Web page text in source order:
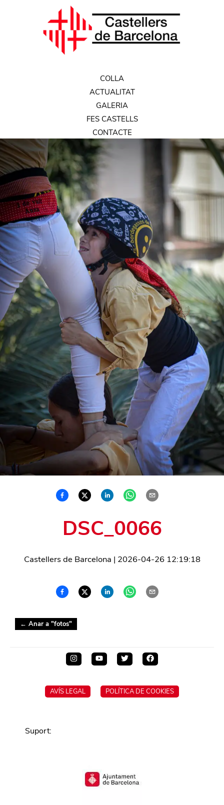
COLLA
ACTUALITAT
GALERIA
FES CASTELLS
CONTACTE
DSC_0066
Castellers de Barcelona | 2026-04-26 12:19:18
← Anar a "fotos"
AVÍS LEGAL POLÍTICA DE COOKIES
Suport: